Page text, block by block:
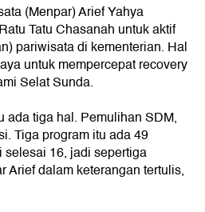
(Menpar) Arief Yahya
Tatu Chasanah untuk aktif
pariwisata di kementerian. Hal
untuk mempercepat recovery
Selat Sunda.
ada tiga hal. Pemulihan SDM,
Tiga program itu ada 49
16, jadi sepertiga
Arief dalam keterangan tertulis,